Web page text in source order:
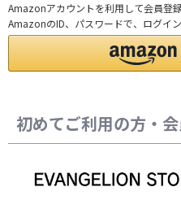
Amazonアカウントを利用して会員登録
AmazonのID、パスワードで、ログイン
初めてご利用の方・